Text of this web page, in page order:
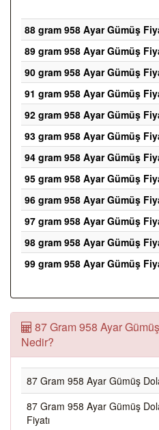
88 gram 958 Ayar Gümüş
89 gram 958 Ayar Gümüş
90 gram 958 Ayar Gümüş
91 gram 958 Ayar Gümüş
92 gram 958 Ayar Gümüş
93 gram 958 Ayar Gümüş
94 gram 958 Ayar Gümüş
95 gram 958 Ayar Gümüş
96 gram 958 Ayar Gümüş
97 gram 958 Ayar Gümüş
98 gram 958 Ayar Gümüş
99 gram 958 Ayar Gümüş
87 Gram 958 Ayar
Nedir?
87 Gram 958 Ayar Gümüş
87 Gram 958 Ayar Gümüş
Fiyatı